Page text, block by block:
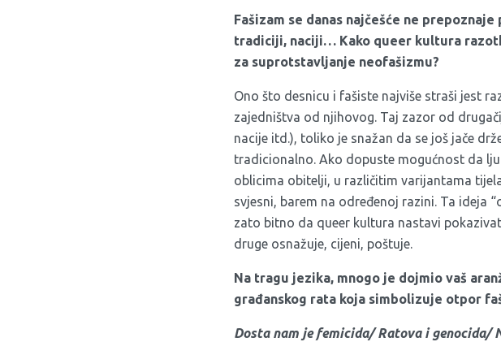
Fašizam se danas najčešće ne
tradiciji, naciji… Kako queer kultura
za suprotstavljanje neofašizmu?
Ono što desnicu i fašiste najviše straši jest
zajedništva od njihovog. Taj zazor od
nacije itd.), toliko je snažan da se još jače
tradicionalno. Ako dopuste mogućnost da
oblicima obitelji, u različitim varijantama
svjesni, barem na određenoj razini. Ta ideja
zato bitno da queer kultura nastavi
druge osnažuje, cijeni, poštuje.
Na tragu jezika, mnogo je dojmio vaš
građanskog rata koja simbolizuje otpor
Dosta nam je femicida/ Ratova i genocida/